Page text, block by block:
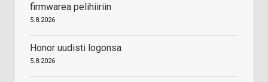
firmwarea pelihiiriin
5.8.2026
Honor uudisti logonsa
5.8.2026